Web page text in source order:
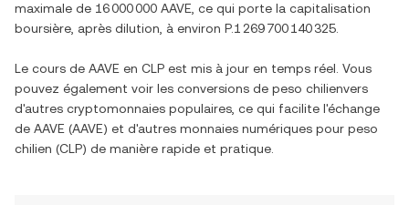
maximale de 16 000 000 AAVE , ce qui porte la capitalisation
boursière, après dilution, à environ P.1 269 700 140 325
Le cours de AAVE en CLP est mis à jour en temps réel. Vous
pouvez également voir les conversions de peso chilienvers
d'autres cryptomonnaies populaires, ce qui facilite l'échange
de AAVE (AAVE) et d'autres monnaies numériques pour peso
chilien (CLP) de manière rapide et pratique.